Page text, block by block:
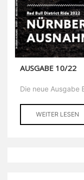
AUSGABE 10/22
Die neue Ausgabe
WEITER LESEN